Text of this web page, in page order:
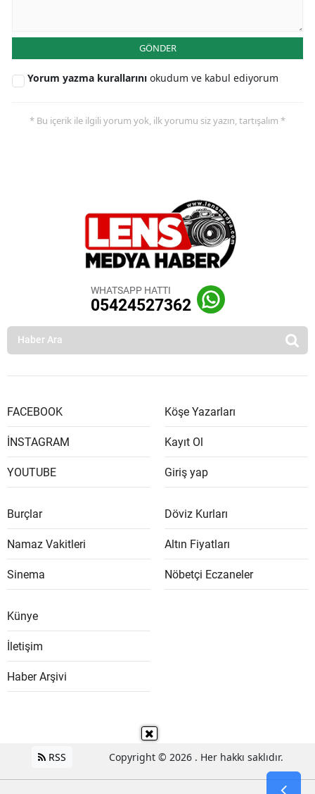
GÖNDER
Yorum yazma kurallarını okudum ve kabul ediyorum
* Bu içerik ile ilgili yorum yok, ilk yorumu siz yazın, tartışalım *
WHATSAPP HATTI
05424527362
FACEBOOK
İNSTAGRAM
YOUTUBE
Köşe Yazarları
Kayıt Ol
Giriş yap
Burçlar
Namaz Vakitleri
Sinema
Döviz Kurları
Altın Fiyatları
Nöbetçi Eczaneler
Künye
İletişim
Haber Arşivi
RSS Copyright © 2026 . Her hakkı saklıdır.